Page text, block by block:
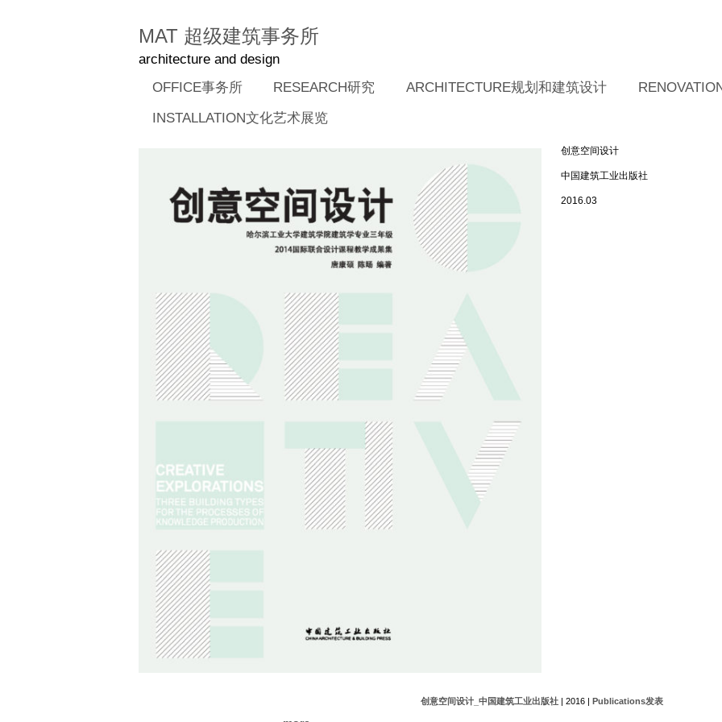
MAT 超级建筑事务所
architecture and design
OFFICE事务所
RESEARCH研究 ARCHITECTURE规划和建筑设计
INSTALLATION文化艺术展览
创意空间设计
中国建筑工业出版社
2016.03
创意空间设计_中国建筑工业出版社| 2016 | Publications发表